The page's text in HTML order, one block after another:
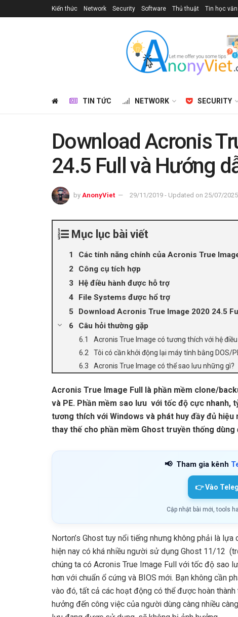
Kiến thức Network Security Software Thủ thuật Tin học
TIN TỨC NETWORK SECURITY
Download Acronis
24.5 Full và Hướng
by AnonyViet 29/11/2019 - Updated on 25/07/2025
Mục lục bài viết
Các tính năng chính của Acronis True
Công cụ tích hợp
Hệ điều hành được hỗ trợ
File Systems được hổ trợ
Download Acronis True Image 2020 24.5
Câu hỏi thường gặp
Acronis True Image có tương thích với hệ
Tôi có cần khởi động lại máy tính bằng DOS/
Acronis True Image có thể sao lưu những gì?
Acronis True Image Full là phần mềm clone/
và PE. Phần mềm sao lưu với tốc độ cực nhanh,
tương thích với Windows và phát huy đầy đủ
thay thế cho phần mềm Ghost truyền thống dùng
📢 Tham gia kênh
👉 Vào
Cập nhật bài mới, tools
Norton’s Ghost tuy nổi tiếng nhưng không phải là
hiện nay có khá nhiều người sử dụng Ghost 11/12
chúng ta có Acronis True Image Full với tốc độ sao
hơn với chuẩn ổ cứng và BIOS mới. Bạn không cần
vào đó, tất cả các hoạt động có thể được hoàn
hưởng đến công việc của người dùng càng nhiều